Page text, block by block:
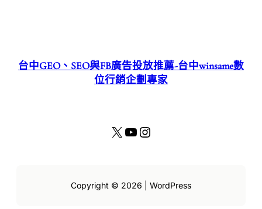
台中GEO、SEO與FB廣告投放推薦-台中winsame數
位行銷企劃專家
X YouTube Instagram
Copyright © 2026 | WordPress